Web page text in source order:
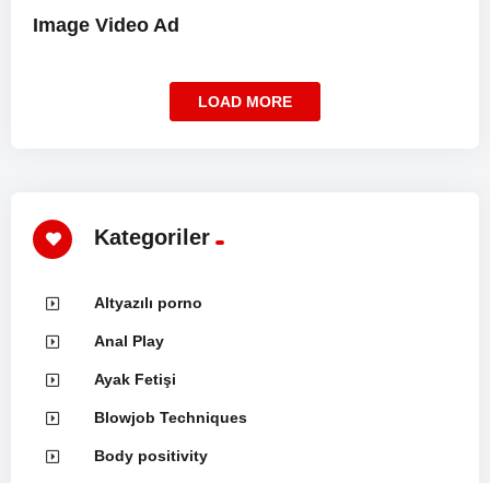
Image Video Ad
LOAD MORE
Kategoriler
Altyazılı porno
Anal Play
Ayak Fetişi
Blowjob Techniques
Body positivity